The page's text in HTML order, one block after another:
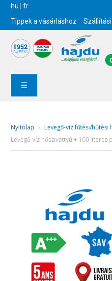
hu |fr
Tippek a vásárláshoz
☰
Nyitólap › Levegő-víz fűtési/hűtési
Levegő-víz hőszivattyú + 100 literes